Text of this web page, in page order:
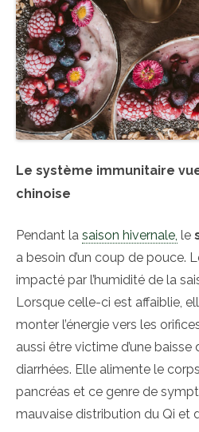
Le système immunitaire
chinoise
Pendant la saison hivernale, le
a besoin d’un coup de pouce.
impacté par l’humidité de la
Lorsque celle-ci est affaiblie,
monter l’énergie vers les
aussi être victime d’une baisse
diarrhées. Elle alimente le
pancréas et ce genre de
mauvaise distribution du Qi et